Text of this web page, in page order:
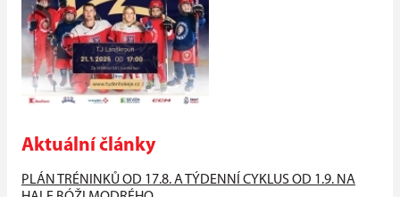
Aktuální články
PLÁN TRÉNINKŮ OD 17.8. A TÝDENNÍ CYKLUS OD 1.9. NA